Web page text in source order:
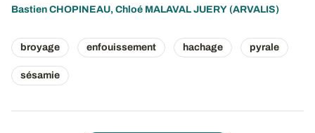
Bastien CHOPINEAU, Chloé MALAVAL JUERY (ARVALIS)
broyage enfouissement hachage pyrale
sésamie